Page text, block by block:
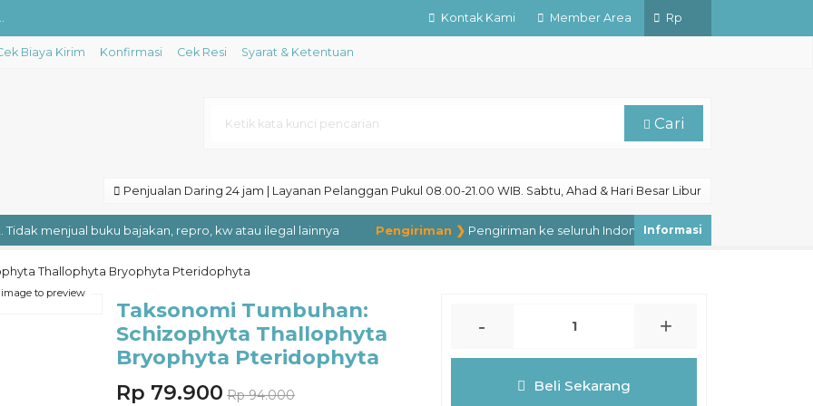
Sepanjang Sejarah....
Kontak Kami Member Area Rp
Biaya Kirim Konfirmasi Cek Resi Syarat & Ketentuan
Cari
Penjualan Daring 24 jam | Layanan Pelanggan Pukul 08.00-21.00 WIB. Sabtu, Ahad & Hari Besar Libur
menjual buku bajakan, repro, kw atau ilegal lainnya Pengiriman ❯Pengiriman ke seluruh Indonesia, pengiriman ke luar negeri
Thallophyta Bryophyta Pteridophyta
to preview
Taksonomi Tumbuhan:
Schizophyta Thallophyta
Bryophyta Pteridophyta
Rp 79.900 Rp 94.000
- +
Beli Sekarang